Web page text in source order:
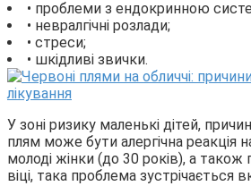
• проблеми з ендокринною
• невралгічні розлади;
• стреси;
• шкідливі звички.
У зоні ризику маленькі дітей,
плям може бути алергічна реакція
молоді жінки (до 30 років), а також
віці, така проблема зустрічається